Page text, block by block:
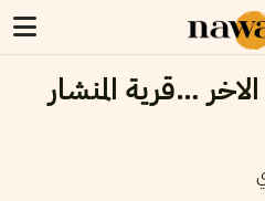
…قرية المنشار